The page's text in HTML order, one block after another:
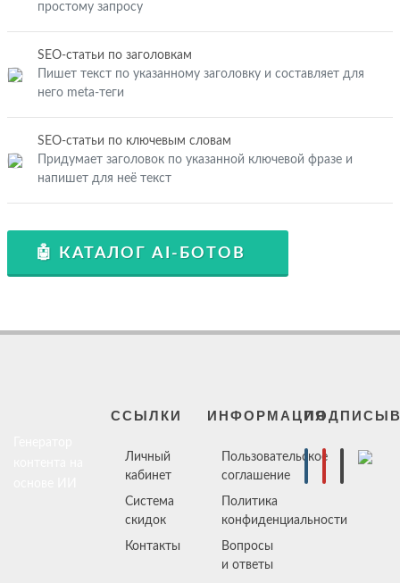
простому запросу
SEO-статьи по заголовкам
Пишет текст по указанному заголовку и составляет для
него meta-теги
SEO-статьи по ключевым словам
Придумает заголовок по указанной ключевой фразе и
напишет для неё текст
🤖 КАТАЛОГ AI-БОТОВ
ССЫЛКИ
Личный
кабинет
Система
скидок
Контакты
ИНФОРМАЦИЯ
Пользовательское
соглашение
Политика
конфиденциальности
Вопросы
и ответы